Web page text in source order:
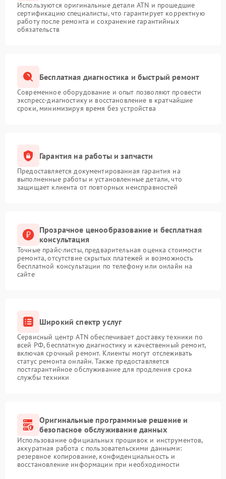
Используются оригинальные детали ATN и прошедшие
сертификацию специалисты, что гарантирует корректную
работу после ремонта и сохранение гарантийных
обязательств
Бесплатная диагностика и быстрый ремонт
Современное оборудование и опыт позволяют провести
экспресс-диагностику и восстановление в кратчайшие
сроки, минимизируя время без устройства
Гарантия на работы и запчасти
Предоставляется документированная гарантия на
выполненные работы и установленные детали, что
защищает клиента от повторных неисправностей
Прозрачное ценообразование и бесплатная
консультация
Точные прайс-листы, предварительная оценка стоимости
ремонта, отсутствие скрытых платежей и возможность
бесплатной консультации по телефону или онлайн на
сайте
Широкий спектр услуг
Сервисный центр ATN обеспечивает доставку техники по
всей РФ, бесплатную диагностику и качественный ремонт,
включая срочный ремонт. Клиенты могут отслеживать
статус ремонта онлайн. Также предоставляется
постгарантийное обслуживание для продления срока
службы техники
Оригинальные программные решение и
безопасное обслуживание данных
Использование официальных прошивок и инструментов,
аккуратная работа с пользовательскими данными:
резервное копирование, конфиденциальность и
восстановление информации при необходимости